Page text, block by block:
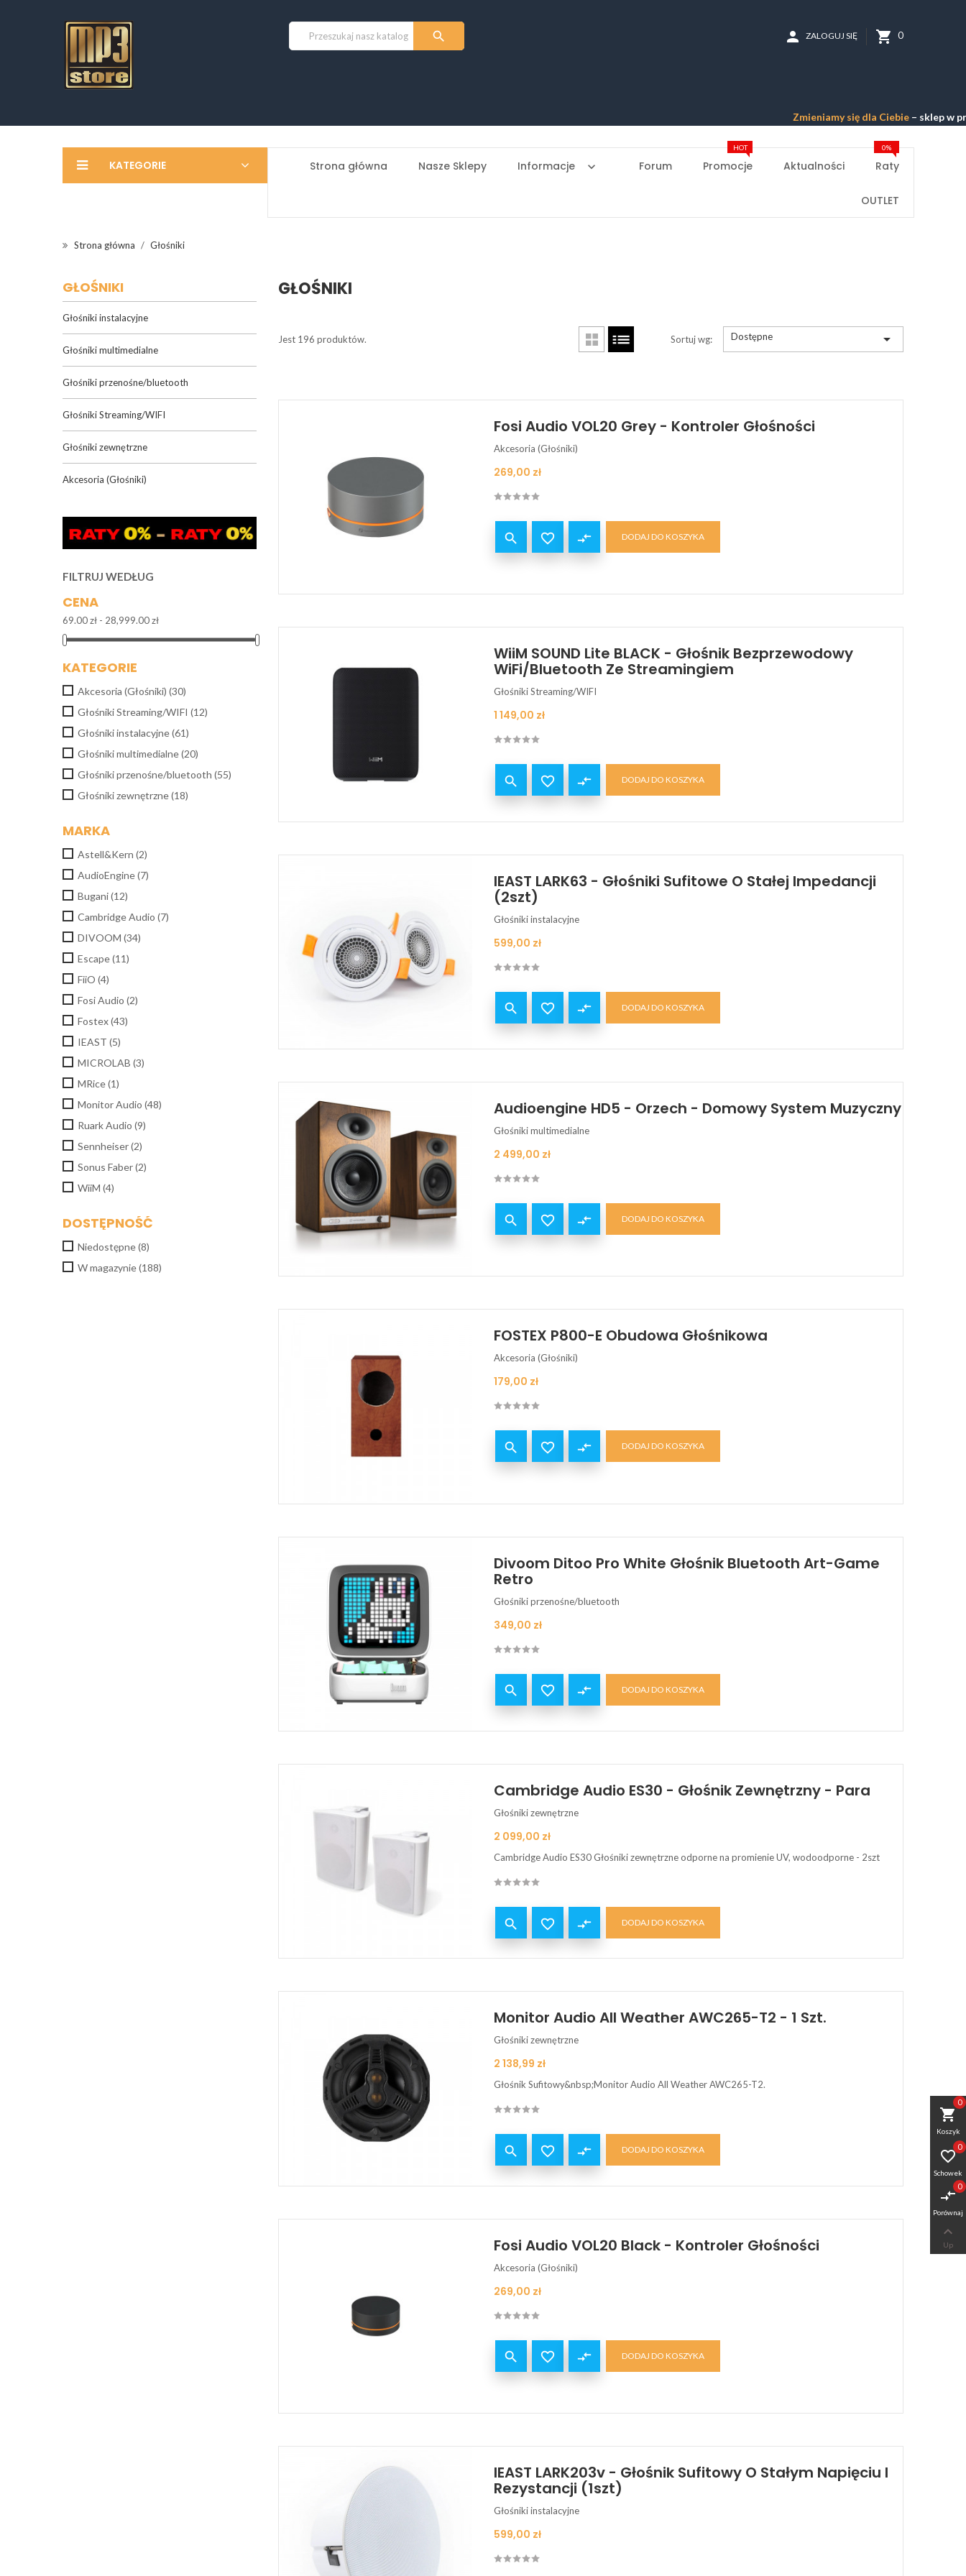
 shopping_cart 0
person ZALOGUJ SIĘ
Zmieniamy się dla Ciebie – sklep w
KATEGORIE Strona główna Nasze Sklepy Informacje keyboard_arrow_down Forum Promocje
HOT
Aktualności Raty
0%
OUTLET
Strona główna Głośniki
GŁOŚNIKI
Głośniki instalacyjne
Głośniki multimedialne
Głośniki przenośne/bluetooth
Głośniki Streaming/WIFI
Głośniki zewnętrzne
Akcesoria (Głośniki)
FILTRUJ WEDŁUG
CENA
69.00 zł - 28,999.00 zł
KATEGORIE
Akcesoria (Głośniki) (30)
Głośniki Streaming/WIFI (12)
Głośniki instalacyjne(61)
Głośniki multimedialne(20)
Głośniki przenośne/bluetooth (55)
Głośniki zewnętrzne(18)
MARKA
Astell&Kern (2)
AudioEngine(7)
Bugani(12)
Cambridge Audio (7)
DIVOOM (34)
Escape(11)
FiiO (4)
Fosi Audio (2)
Fostex(43)
IEAST (5)
MICROLAB (3)
MRice(1)
Monitor Audio (48)
Ruark Audio (9)
Sennheiser(2)
Sonus Faber(2)
WiiM (4)
DOSTĘPNOŚĆ
Niedostępne(8)
W magazynie(188)
GŁOŚNIKI
Jest 196 produktów. Sortuj wg: Dostępne 
Fosi Audio VOL20 Grey - Kontroler Głośności
Akcesoria (Głośniki)
Cena
269,00 zł
  compare_arrows DODAJ DO KOSZYKA
WiiM SOUND Lite BLACK - Głośnik Bezprzewodowy
WiFi/Bluetooth Ze Streamingiem
Głośniki Streaming/WIFI
Cena
1 149,00 zł
  compare_arrows DODAJ DO KOSZYKA
IEAST LARK63 - Głośniki Sufitowe O Stałej Impedancji
(2szt)
Głośniki instalacyjne
Cena
599,00 zł
  compare_arrows DODAJ DO KOSZYKA
Audioengine HD5 - Orzech - Domowy System Muzyczny
Głośniki multimedialne
Cena
2 499,00 zł
  compare_arrows DODAJ DO KOSZYKA
FOSTEX P800-E Obudowa Głośnikowa
Akcesoria (Głośniki)
Cena
179,00 zł
  compare_arrows DODAJ DO KOSZYKA
Divoom Ditoo Pro White Głośnik Bluetooth Art-Game
Retro
Głośniki przenośne/bluetooth
Cena
349,00 zł
  compare_arrows DODAJ DO KOSZYKA
Cambridge Audio ES30 - Głośnik Zewnętrzny - Para
Głośniki zewnętrzne
Cena
2 099,00 zł
Cambridge Audio ES30 Głośniki zewnętrzne odporne na promienie UV, wodoodporne - 2szt
  compare_arrows DODAJ DO KOSZYKA
Monitor Audio All Weather AWC265-T2 - 1 Szt.
Głośniki zewnętrzne
Cena
2 138,99 zł
Głośnik Sufitowy&nbsp;Monitor Audio All Weather AWC265-T2.
  compare_arrows DODAJ DO KOSZYKA
Fosi Audio VOL20 Black - Kontroler Głośności
Akcesoria (Głośniki)
Cena
269,00 zł
  compare_arrows DODAJ DO KOSZYKA
IEAST LARK203v - Głośnik Sufitowy O Stałym Napięciu I
Rezystancji (1szt)
Głośniki instalacyjne
Cena
599,00 zł
shopping_cart
Koszyk
0

Schowek
0
compare_arrows
Porównaj
0

Up